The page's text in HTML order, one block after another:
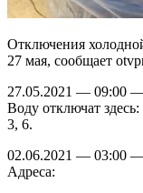
Отключения
27 мая, сообщает
27.05.2021 — 09:00
Воду отключат
3, 6.
02.06.2021 — 03:00
Адреса: